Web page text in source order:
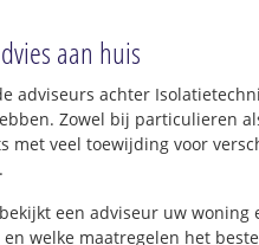
aan huis
adviseurs achter
Zowel bij particulieren
met veel toewijding voor
een adviseur uw woning
welke maatregelen het